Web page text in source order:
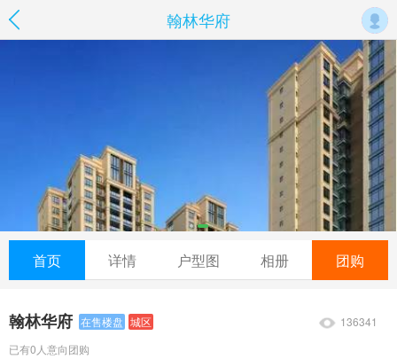
翰林华府
首页 详情 户型图 相册 团购
136341
翰林华府 在售楼盘 城区
已有0人意向团购